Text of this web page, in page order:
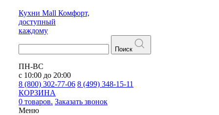
Кухни Mall Комфорт,
доступный
каждому
Поиск
ПН-ВС
с 10:00 до 20:00
8 (800) 302-77-06 8 (499) 348-15-11
КОРЗИНА
0 товаров. Заказать звонок
Меню